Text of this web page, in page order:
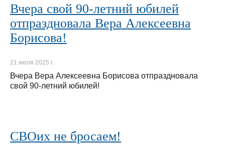
Вчера свой 90-летний юбилей
отпраздновала Вера Алексеевна
Борисова!
21 июля 2025 г.
Вчера Вера Алексеевна Борисова отпраздновала
свой 90-летний юбилей!
СВОих не бросаем!